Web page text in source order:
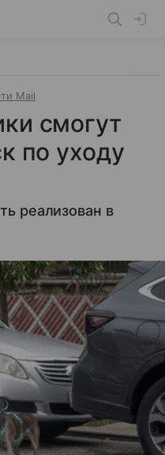
Mail
смогут
по уходу
реализован в